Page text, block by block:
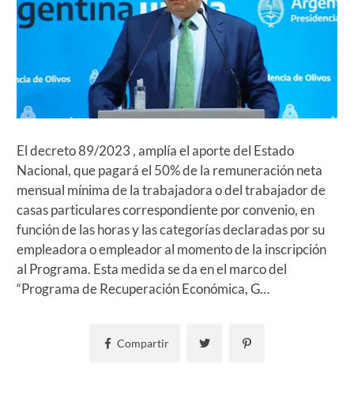
El decreto 89/2023 , amplía el aporte del Estado
Nacional, que pagará el 50% de la remuneración neta
mensual mínima de la trabajadora o del trabajador de
casas particulares correspondiente por convenio, en
función de las horas y las categorías declaradas por su
empleadora o empleador al momento de la inscripción
al Programa. Esta medida se da en el marco del
“Programa de Recuperación Económica, G…
Compartir